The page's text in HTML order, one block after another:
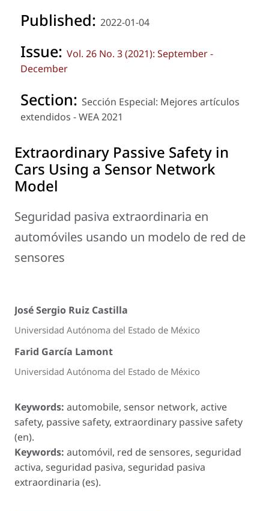
Published: 2022-01-04
Issue: Vol. 26 No. 3 (2021): September -
December
Section: Sección Especial: Mejores artículos
extendidos - WEA 2021
Extraordinary Passive Safety in
Cars Using a Sensor Network
Model
Seguridad pasiva extraordinaria en
automóviles usando un modelo de red de
sensores
José Sergio Ruiz Castilla
Universidad Autónoma del Estado de México
Farid García Lamont
Universidad Autónoma del Estado de México
Keywords: automobile, sensor network, active
safety, passive safety, extraordinary passive safety
(en).
Keywords: automóvil, red de sensores, seguridad
activa, seguridad pasiva, seguridad pasiva
extraordinaria (es).